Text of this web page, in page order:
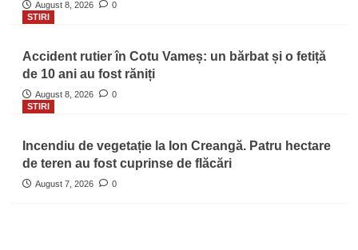
August 8, 2026
0
STIRI
Accident rutier în Cotu Vameș: un bărbat și o fetiță
de 10 ani au fost răniți
August 8, 2026
0
STIRI
Incendiu de vegetație la Ion Creangă. Patru hectare
de teren au fost cuprinse de flăcări
August 7, 2026 0